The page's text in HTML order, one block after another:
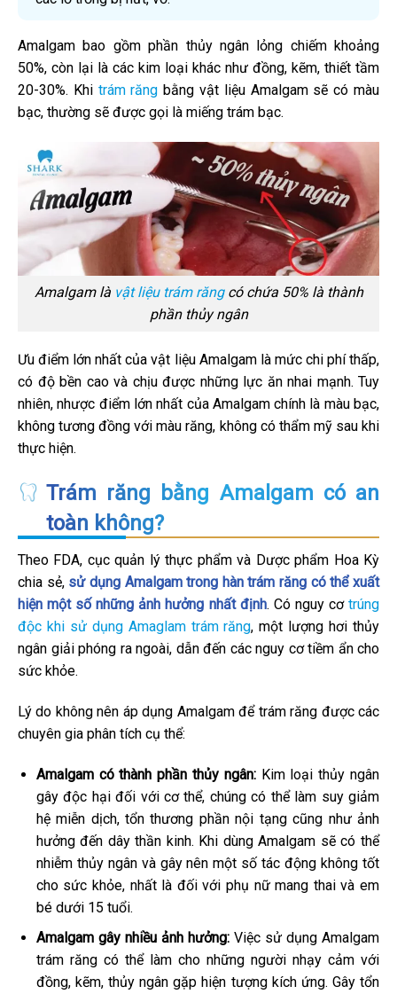
Amalgam bao gồm phần thủy ngân lỏng chiếm khoảng
50%, còn lại là các kim loại khác như đồng, kẽm, thiết tầm
20-30%. Khi trám răng bằng vật liệu Amalgam sẽ có màu
bạc, thường sẽ được gọi là miếng trám bạc.
Amalgam là vật liệu trám răngcó chứa 50% là thành
phần thủy ngân
Ưu điểm lớn nhất của vật liệu Amalgam là mức chi phí thấp,
có độ bền cao và chịu được những lực ăn nhai mạnh. Tuy
nhiên, nhược điểm lớn nhất của Amalgam chính là màu bạc,
không tương đồng với màu răng, không có thẩm mỹ sau khi
thực hiện.
Trám răng bằng Amalgam có an
toàn không?
Theo FDA, cục quản lý thực phẩm và Dược phẩm Hoa Kỳ
chia sẻ, sử dụng Amalgam trong hàn trám răng có thể xuất
hiện một số những ảnh hưởng nhất định. Có nguy cơtrúng
độc khi sử dụng Amaglam trám răng, một lượng hơi thủy
ngân giải phóng ra ngoài, dẫn đến các nguy cơ tiềm ẩn cho
sức khỏe.
Lý do không nên áp dụng Amalgam để trám răng được các
chuyên gia phân tích cụ thể:
Amalgam có thành phần thủy ngân:Kim loại thủy ngân
gây độc hại đối với cơ thể, chúng có thể làm suy giảm
hệ miễn dịch, tổn thương phần nội tạng cũng như ảnh
hưởng đến dây thần kinh. Khi dùng Amalgam sẽ có thể
nhiễm thủy ngân và gây nên một số tác động không tốt
cho sức khỏe, nhất là đối với phụ nữ mang thai và em
bé dưới 15 tuổi.
Amalgam gây nhiều ảnh hưởng:Việc sử dụng Amalgam
trám răng có thể làm cho những người nhạy cảm với
đồng, kẽm, thủy ngân gặp hiện tượng kích ứng. Gây tổn